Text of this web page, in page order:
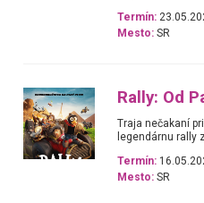
Termín:
Mesto: SR
Rally: Od
Traja nečakaní
legendárnu rally
Termín:
Mesto: SR